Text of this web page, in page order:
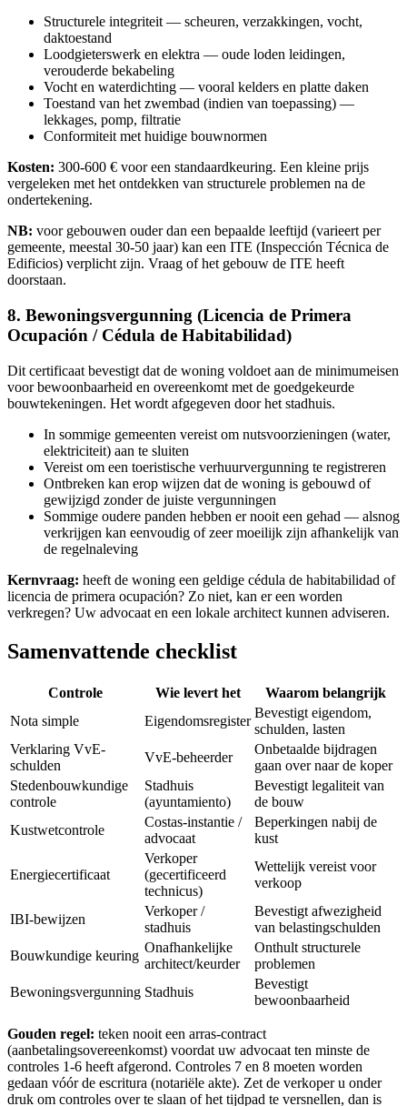
Structurele integriteit — scheuren, verzakkingen, vocht,
daktoestand
Loodgieterswerk en elektra — oude loden leidingen,
verouderde bekabeling
Vocht en waterdichting — vooral kelders en platte daken
Toestand van het zwembad (indien van toepassing) —
lekkages, pomp, filtratie
Conformiteit met huidige bouwnormen
Kosten: 300-600 € voor een standaardkeuring. Een kleine prijs
vergeleken met het ontdekken van structurele problemen na de
ondertekening.
NB: voor gebouwen ouder dan een bepaalde leeftijd (varieert per
gemeente, meestal 30-50 jaar) kan een ITE (Inspección Técnica de
Edificios) verplicht zijn. Vraag of het gebouw de ITE heeft
doorstaan.
8. Bewoningsvergunning (Licencia de Primera
Ocupación / Cédula de Habitabilidad)
Dit certificaat bevestigt dat de woning voldoet aan de minimumeisen
voor bewoonbaarheid en overeenkomt met de goedgekeurde
bouwtekeningen. Het wordt afgegeven door het stadhuis.
In sommige gemeenten vereist om nutsvoorzieningen (water,
elektriciteit) aan te sluiten
Vereist om een toeristische verhuurvergunning te registreren
Ontbreken kan erop wijzen dat de woning is gebouwd of
gewijzigd zonder de juiste vergunningen
Sommige oudere panden hebben er nooit een gehad — alsnog
verkrijgen kan eenvoudig of zeer moeilijk zijn afhankelijk van
de regelnaleving
Kernvraag: heeft de woning een geldige cédula de habitabilidad of
licencia de primera ocupación? Zo niet, kan er een worden
verkregen? Uw advocaat en een lokale architect kunnen adviseren.
Samenvattende checklist
Controle Wie levert het
Waarom belangrijk
Nota simple
Eigendomsregister
Bevestigt eigendom,
schulden, lasten
Verklaring VvE-
schulden
VvE-beheerder
Onbetaalde bijdragen
gaan over naar de koper
Stedenbouwkundige
controle
Stadhuis
(ayuntamiento)
Bevestigt legaliteit van
de bouw
Kustwetcontrole
Costas-instantie /
advocaat
Beperkingen nabij de
kust
Energiecertificaat
Verkoper
(gecertificeerd
technicus)
Wettelijk vereist voor
verkoop
IBI-bewijzen
Verkoper /
stadhuis
Bevestigt afwezigheid
van belastingschulden
Bouwkundige keuring
Onafhankelijke
architect/keurder
Onthult structurele
problemen
Bewoningsvergunning Stadhuis
Bevestigt
bewoonbaarheid
Gouden regel: teken nooit een arras-contract
(aanbetalingsovereenkomst) voordat uw advocaat ten minste de
controles 1-6 heeft afgerond. Controles 7 en 8 moeten worden
gedaan vóór de escritura (notariële akte). Zet de verkoper u onder
druk om controles over te slaan of het tijdpad te versnellen, dan is